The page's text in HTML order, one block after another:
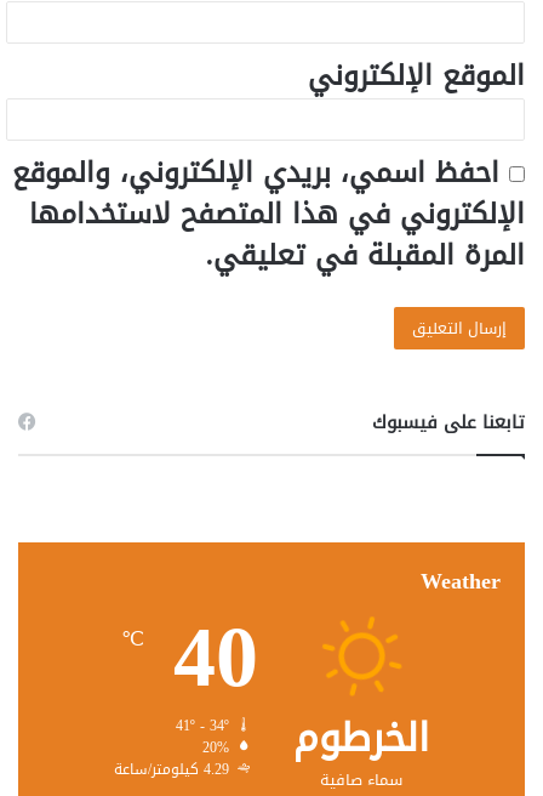
الموقع الإلكتروني
احفظ اسمي، بريدي الإلكتروني، والموقع
الإلكتروني في هذا المتصفح لاستخدامها
المرة المقبلة في تعليقي.
تابعنا على فيسبوك
Weather
الخرطوم
سماء صافية
40
℃
20%
4.29 كيلومتر/ساعة